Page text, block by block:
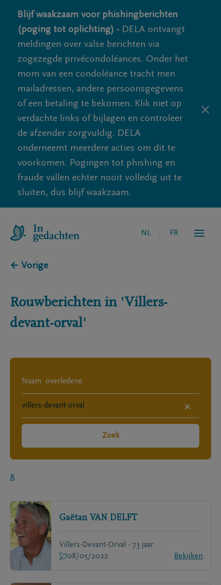
Blijf waakzaam voor phishingberichten
(poging tot oplichting) - DELA ontvangt
meldingen over valse berichten via
zogezegde privécondoléances. Onder het
mom van een condoléance tracht men
mailadressen, andere persoonsgegevens
of een betaling te bekomen. Klik niet op
verdachte links of bijlagen en controleer
de afzender zorgvuldig. DELA
onderneemt meerdere acties om dit te
voorkomen. Pogingen tot phishing en
fraude vallen echter nooit volledig uit te
sluiten, dus blijf waakzaam.
NL FR
← Vorige
Rouwberichten in 'Villers-
devant-orval'
×
Zoek
8
Gaëtan VAN DELFT
Villers-Devant-Orval - 73 jaar
08/05/2022
Bekijken